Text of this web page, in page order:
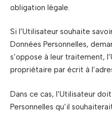
obligation légale.
Si l’Utilisateur souhaite
Données Personnelles,
s’oppose à leur traitement,
propriétaire par écrit à
Dans ce cas, l’Utilisateur
Personnelles qu’il